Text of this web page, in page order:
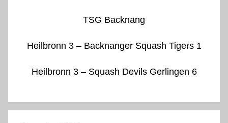
TSG Backnang
Heilbronn 3 – Backnanger Squash Tigers 1
Heilbronn 3 – Squash Devils Gerlingen 6